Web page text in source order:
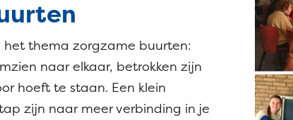
het thema zorgzame buurten:
naar elkaar, betrokken zijn
hoeft te staan. Een klein
zijn naar meer verbinding in je